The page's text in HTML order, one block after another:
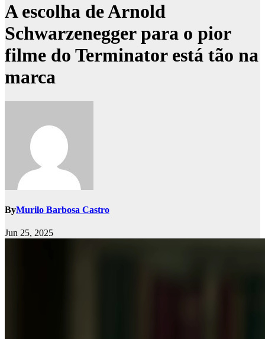
A escolha de Arnold
Schwarzenegger para o pior
filme do Terminator está tão na
marca
ByMurilo Barbosa Castro
Jun 25, 2025